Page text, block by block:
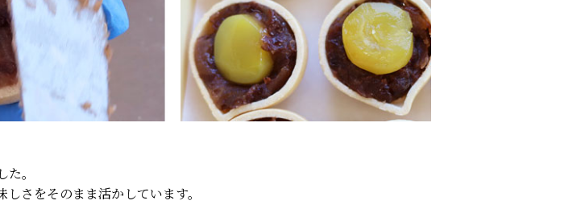
。
さをそのまま活かしています。